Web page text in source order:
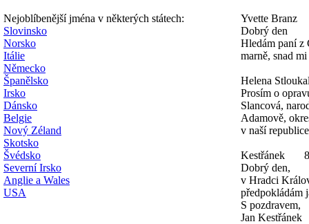
Nejoblíbenější jména v některých státech:
Slovinsko
Norsko
Itálie
Německo
Španělsko
Irsko
Dánsko
Belgie
Nový Zéland
Skotsko
Švédsko
Severní Irsko
Anglie a Wales
USA
Yvette Branz
Dobrý den
Hledám paní z
marně, snad
Helena
Prosím o
Slancová,
Adamově,
v naší
Kestřánek
Dobrý den,
v Hradci
předpokládám
S pozdravem,
Jan Kestřánek